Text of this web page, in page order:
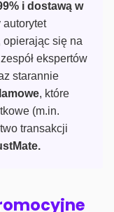
i dostawą w
autorytet
się na
ekspertów
starannie
, które
(m.in.
transakcji